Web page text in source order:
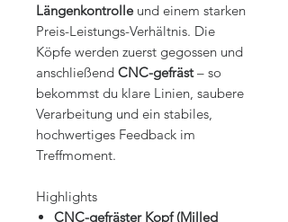
Längenkontrolleund einem starken
Preis-Leistungs-Verhältnis. Die
Köpfe werden zuerst gegossen und
anschließend CNC-gefräst– so
bekommst du klare Linien, saubere
Verarbeitung und ein stabiles,
hochwertiges Feedback im
Treffmoment.
Highlights
CNC-gefräster Kopf (Milled